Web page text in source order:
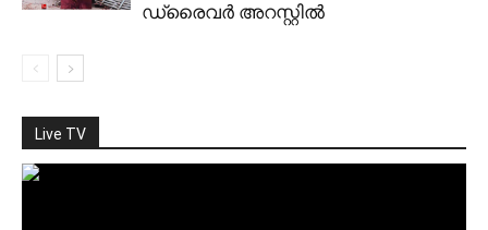
ഡ്രൈവര്‍ അറസ്റ്റില്‍
Live TV